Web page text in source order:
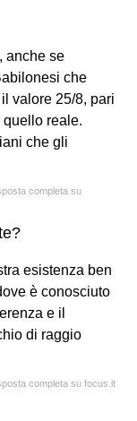
anche se
che
valore 25/8, pari
reale.
che gli
completa su
esistenza ben
è conosciuto
e il
di raggio
completa su focus.it